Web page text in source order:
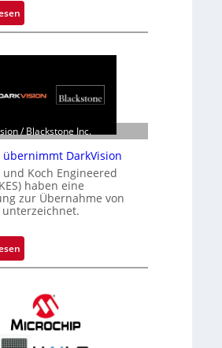
Z
n
o
e
t
e
i
g
c
h
/ Blackstone Inc.
übernimmt DarkVision
und Koch Engineered
haben eine
zur Übernahme von
unterzeichnet.
B
k